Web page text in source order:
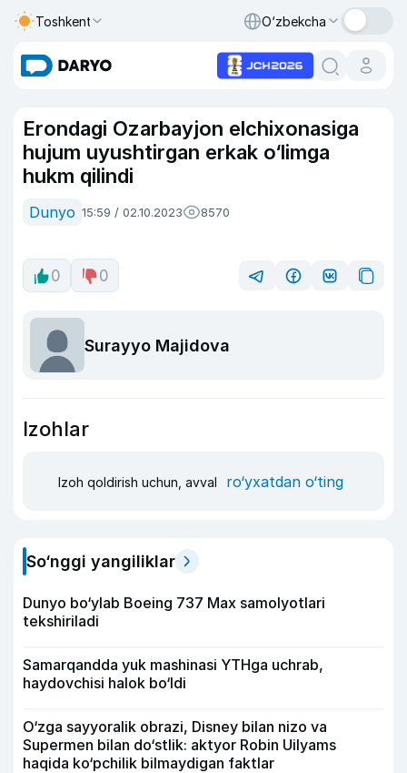
Toshkent O‘zbekcha
Erondagi Ozarbayjon elchixonasiga
hujum uyushtirgan erkak o‘limga
hukm qilindi
Dunyo 15:59 / 02.10.2023 8570
0 0
Surayyo Majidova
Izohlar
Izoh qoldirish uchun, avval ro‘yxatdan o‘ting
So‘nggi yangiliklar
Dunyo bo‘ylab Boeing 737 Max samolyotlari
tekshiriladi
Samarqandda yuk mashinasi YTHga uchrab,
haydovchisi halok bo‘ldi
O‘zga sayyoralik obrazi, Disney bilan nizo va
Supermen bilan do‘stlik: aktyor Robin Uilyams
haqida ko‘pchilik bilmaydigan faktlar